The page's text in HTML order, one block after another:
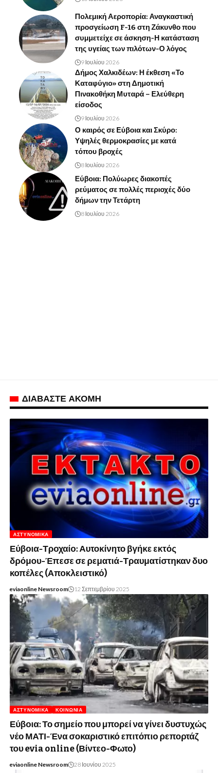
Πολεμική Αεροπορία: Αναγκαστική
προσγείωση F-16 στη Ζάκυνθο που
συμμετείχε σε άσκηση-Η κατάσταση
της υγείας των πιλότων-Ο λόγος
9 Ιουλίου 2026
Δήμος Χαλκιδέων: Η έκθεση «Το
Καταφύγιο» στη Δημοτική
Πινακοθήκη Μυταρά – Ελεύθερη
είσοδος
9 Ιουλίου 2026
Ο καιρός σε Εύβοια και Σκύρο:
Υψηλές θερμοκρασίες με κατά
τόπου βροχές
8 Ιουλίου 2026
Εύβοια: Πολύωρες διακοπές
ρεύματος σε πολλές περιοχές δύο
δήμων την Τετάρτη
8 Ιουλίου 2026
ΔΙΑΒΑΣΤΕ ΑΚΟΜΗ
ΑΣΤΥΝΟΜΙΚΆ
Εύβοια-Τροχαίο: Αυτοκίνητο βγήκε εκτός
δρόμου-Έπεσε σε ρεματιά-Τραυματίστηκαν δυο
κοπέλες (Αποκλειστικό)
eviaonline Newsroom 12 Σεπτεμβρίου 2025
ΑΣΤΥΝΟΜΙΚΆ ΚΟΙΝΩΝΊΑ
Εύβοια: Το σημείο που μπορεί να γίνει δυστυχώς
νέο ΜΑΤΙ-Ένα σοκαριστικό επιτόπιο ρεπορτάζ
του evia online (Βίντεο-Φωτο)
eviaonline Newsroom 28 Ιουνίου 2025